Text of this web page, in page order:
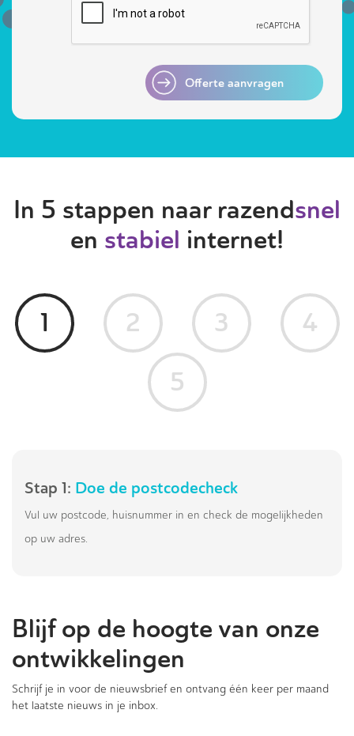
Offerte aanvragen
In 5 stappen naar razendsnel
en stabiel internet!
1 2 3
4
5
Stap 1: Doe de postcodecheck
Vul uw postcode, huisnummer in en check de mogelijkheden
op uw adres.
Blijf op de hoogte van onze
ontwikkelingen
Schrijf je in voor de nieuwsbrief en ontvang één keer per maand
het laatste nieuws in je inbox.